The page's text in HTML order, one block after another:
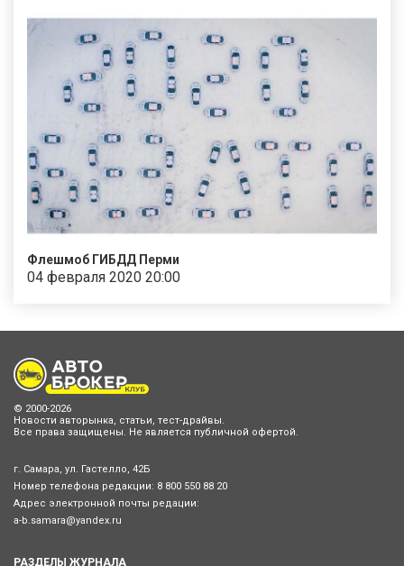
Флешмоб ГИБДД Перми
04 февраля 2020 20:00
© 2000-2026
Новости авторынка, статьи, тест-драйвы.
Все права защищены. Не является публичной офертой.
г. Самара, ул. Гастелло, 42Б
Номер телефона редакции: 8 800 550 88 20
Адрес электронной почты редации:
a-b.samara@yandex.ru
РАЗДЕЛЫ ЖУРНАЛА